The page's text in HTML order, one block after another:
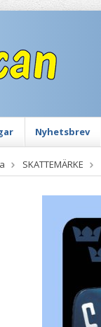
Nyhetsbrev
SKATTEMÄRKE